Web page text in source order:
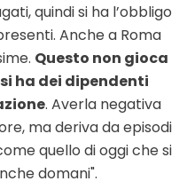
quindi si ha l’obbligo
Anche a Roma
Questo non gioca
ha dei dipendenti
. Averla negativa
ma deriva da episodi
quello di oggi che si
domani".